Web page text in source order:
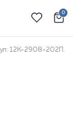
0
12К-2908-202П.